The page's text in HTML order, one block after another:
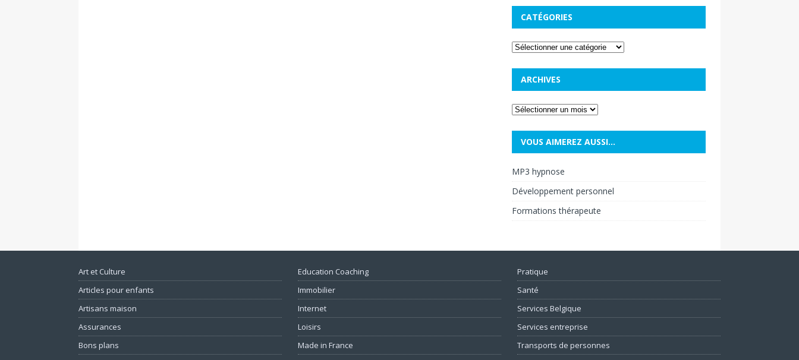
CATÉGORIES
ARCHIVES
VOUS AIMEREZ AUSSI…
MP3 hypnose
Développement personnel
Formations thérapeute
Art et Culture
Articles pour enfants
Artisans maison
Assurances
Bons plans
Education Coaching
Immobilier
Internet
Loisirs
Made in France
Pratique
Santé
Services Belgique
Services entreprise
Transports de personnes